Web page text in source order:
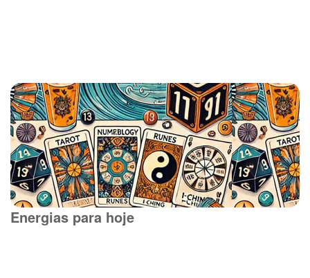
Energias para hoje